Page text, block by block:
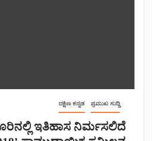
ದಕ್ಷಿಣ ಕನ್ನಡ ಪ್ರಮುಖ ಸುದ್ದಿ
ಇತಿಹಾಸ ನಿರ್ಮಸಲಿದೆ